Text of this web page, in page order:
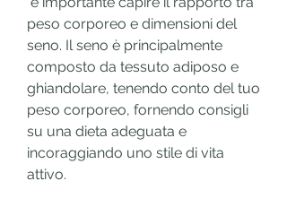
peso corporeo e dimensioni del
seno. Il seno è principalmente
composto da tessuto adiposo e
ghiandolare, tenendo conto del tuo
peso corporeo, fornendo consigli
su una dieta adeguata e
incoraggiando uno stile di vita
attivo.